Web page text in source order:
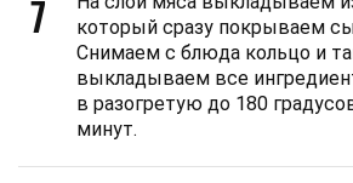
7
который сразу покрываем
Снимаем с блюда кольцо и
выкладываем все
в разогретую до 180
минут.